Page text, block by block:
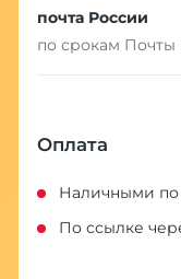
почта России
по срокам Почты
Оплата
Наличными
По ссылке